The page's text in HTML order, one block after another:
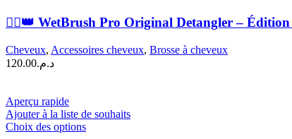
a
plusieurs
Les
sur
la
💁‍♀️👑 WetBrush Pro Original Detangler – Édition
Cheveux, Accessoires cheveux, Brosse à cheveux
د.م.120.00
Aperçu rapide
Ajouter à la liste de souhaits
Choix des optionsCe